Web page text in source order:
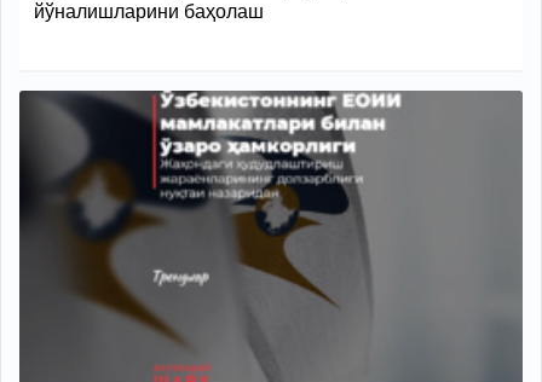
йўналишларини баҳолаш